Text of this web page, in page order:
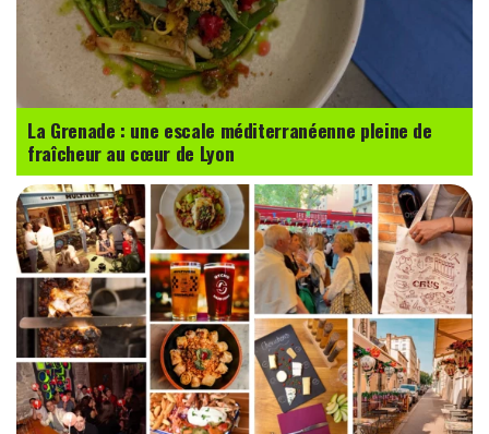
La Grenade : une escale méditerranéenne pleine de
fraîcheur au cœur de Lyon